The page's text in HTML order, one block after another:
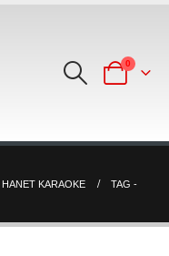
0
KARAOKE
TAG -